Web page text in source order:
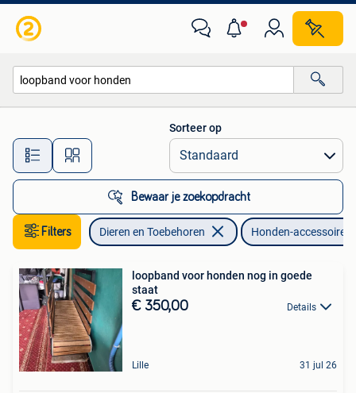
Alle afstanden…
Sorteer op
Bewaar je zoekopdracht
Filters Dieren en Toebehoren Honden-accessoires
loopband voor honden nog in goede
staat
€ 350,00 Details
Lille 31 jul 26